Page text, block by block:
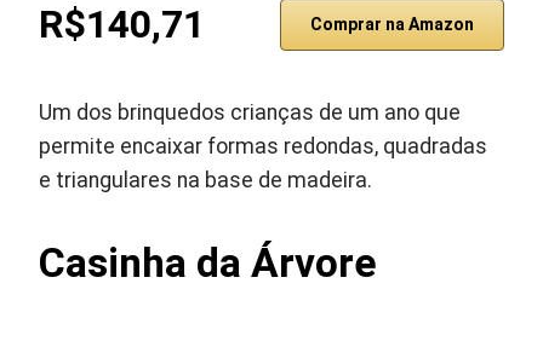
R$140,71 Comprar na Amazon
Um dos brinquedos crianças de um ano que
permite encaixar formas redondas, quadradas
e triangulares na base de madeira.
Casinha da Árvore